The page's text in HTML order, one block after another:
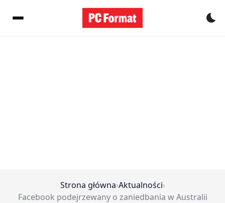
Strona główna›Aktualności›
Facebook podejrzewany o zaniedbania w Australii